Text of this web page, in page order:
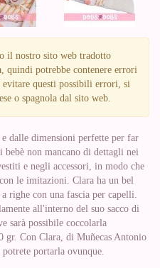
il nostro sito web tradotto
quindi potrebbe contenere errori
questi possibili errori, si
o spagnola dal sito web.
dalle dimensioni perfette per far
non mancano di dettagli nei
e negli accessori, in modo che
le imitazioni. Clara ha un bel
righe con una fascia per capelli.
all'interno del suo sacco di
sarà possibile coccolarla
gr. Con Clara, di Muñecas Antonio
portarla ovunque.